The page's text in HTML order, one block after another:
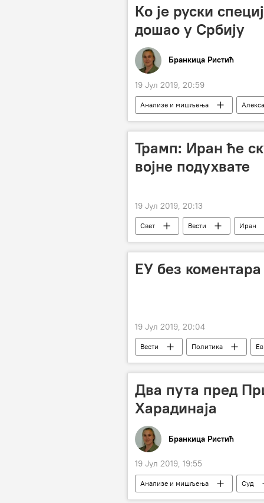
Ко је руски
дошао у Србију
Бранкица Ристић
19 Јул 2019, 20:59
Анализе и мишљења
Трамп: Иран ће
војне подухвате
19 Јул 2019, 20:13
Свет Вести Иран
ЕУ без коментара
19 Јул 2019, 20:04
Вести Политика
Два пута пред
Харадинаја
Бранкица Ристић
19 Јул 2019, 19:55
Анализе и мишљења Суд